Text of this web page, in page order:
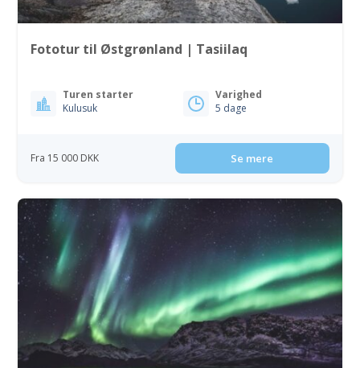
Fototur til Østgrønland | Tasiilaq
Turen starter
Kulusuk
Varighed
5 dage
Fra 15 000 DKK Se mere